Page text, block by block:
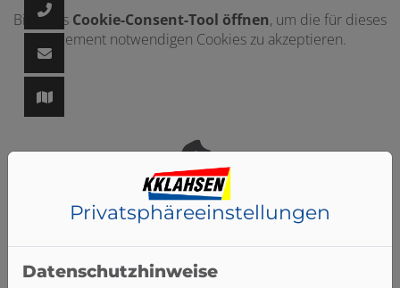
Bitte das Cookie-Consent-Tool öffnen, um die für dieses
Element notwendigen Cookies zu akzeptieren.
Cookie-Consent-Tool öffnen, um die für dieses
schließen
Privatsphäre­einstellungen
Datenschutzhinweise